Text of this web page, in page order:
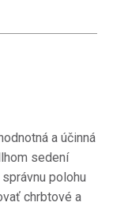
a účinná
sedení
polohu
chrbtové a